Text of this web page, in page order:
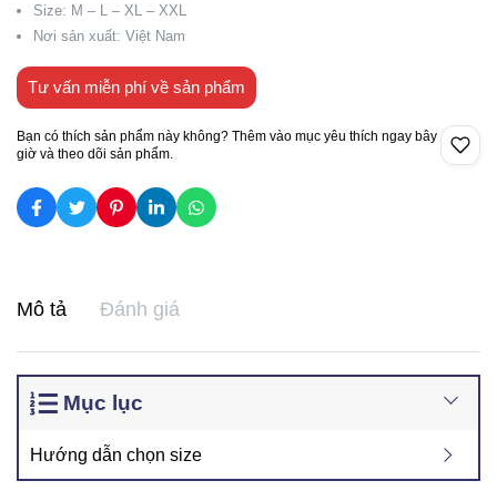
Size: M – L – XL – XXL
Nơi sản xuất: Việt Nam
Tư vấn miễn phí về sản phẩm
Bạn có thích sản phẩm này không? Thêm vào mục yêu thích ngay bây
giờ và theo dõi sản phẩm.
Mô tả Đánh giá
Mục lục
Hướng dẫn chọn size